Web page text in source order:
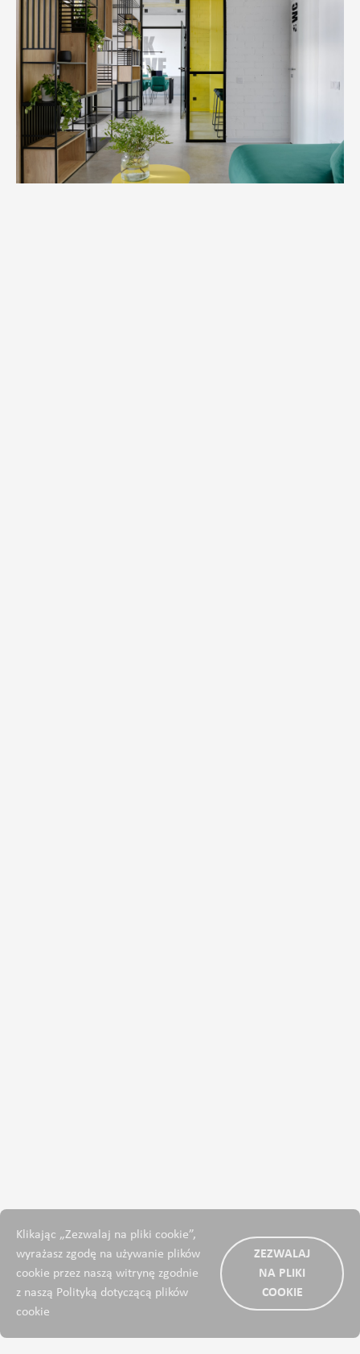
Klikając „Zezwalaj na pliki cookie”,
wyrażasz zgodę na używanie plików
cookie przez naszą witrynę zgodnie
z naszą Polityką dotyczącą plików
cookie
ZEZWALAJ
NA PLIKI
COOKIE